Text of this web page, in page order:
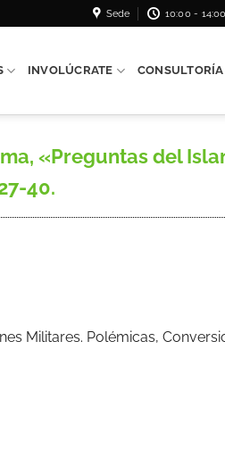
Sede 10:00 - 14:00
INVOLÚCRATE CONSULTORÍA
«Preguntas del
40.
Militares. Polémicas,